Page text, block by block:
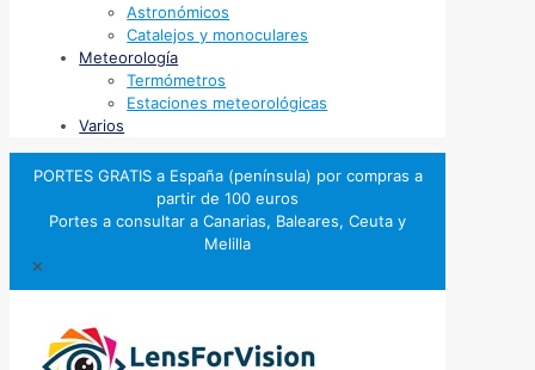
Astronómicos
Catalejos y monoculares
Meteorología
Termómetros
Estaciones meteorológicas
Varios
PORTES GRATIS a España (península) por compras a
partir de 100 euros
Portes a consultar a Canarias, Baleares, Ceuta y
Melilla
✕